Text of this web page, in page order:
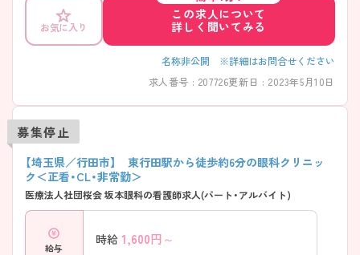
お気に入り
この求人について
詳しく聞いてみる
名称非公開 ※詳細はお問合せください
求人番号 : 207726更新日 : 2023年5月10日
募集停止
【埼玉県／行田市】 東行田駅から徒歩約6分の眼科クリニッ
ク＜正看・CL・非常勤＞
医療法人社団桜会 坂本眼科の看護師求人(パート・アルバイト)
給与
時給 1,600円～